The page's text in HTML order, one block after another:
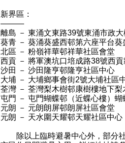
新界區：
———
離島 － 東涌文東路39號東涌市政
葵青 － 葵涌葵盛西邨第六座平台葵
北區 － 粉嶺祥華邨祥華社區會堂
西貢 － 將軍澳坑口培成路38號西
沙田 － 沙田隆亨邨隆亨社區中心
大埔 － 大埔鄉事會街2號大埔社區
荃灣 － 荃灣梨木樹邨康樹樓地下梨
屯門 － 屯門蝴蝶邨（近蝶心樓）
元朗 － 元朗朗屏邨朗屏社區會堂
元朗 － 天水圍天耀邨天耀社區中心
除以上臨時避暑中心外，部分社